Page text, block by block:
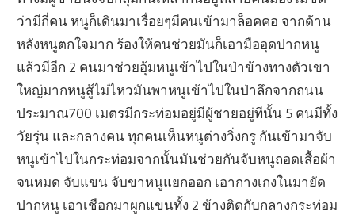
ว่ามีกี่คน หนูก็เดินมาเรื่อยๆมีคนเข้ามาล็อคคอ จากด้าน
หลังหนูตกใจมาก ร้องให้คนช่วยมันก็เอามืออุดปากหนู
แล้วมีอีก 2 คนมาช่วยอุ้มหนูเข้าไปในป่าข้างทางตัวเขา
ใหญ่มากหนูสู้ไม่ไหวมันพาหนูเข้าไปในป่าลึกจากถนน
ประมาณ700 เมตรมีกระท่อมอยู่มีผู้ชายอยู่ทีนั้น 5 คนมีทั้ง
วัยรุ่น และกลางคน ทุกคนเห็นหนูต่างวิ่งกรู กันเข้ามาจับ
หนูเข้าไปในกระท่อมจากนั้นมันช่วยกันจับหนูถอดเสื้อผ้า
จนหมด จับแขน จับขาหนูแยกออก เอากางเกงในมายัด
ปากหนู เอาเชือกมาผูกแขนทั้ง 2 ข้างติดกับกลางกระท่อม